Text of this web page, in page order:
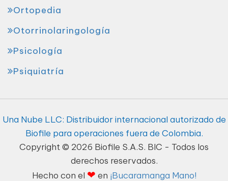
Ortopedia
Otorrinolaringología
Psicología
Psiquiatría
Una Nube LLC: Distribuidor internacional autorizado de
Biofile para operaciones fuera de Colombia.
Copyright © 2026 Biofile S.A.S. BIC - Todos los
derechos reservados.
Hecho con el ❤ en ¡Bucaramanga Mano!